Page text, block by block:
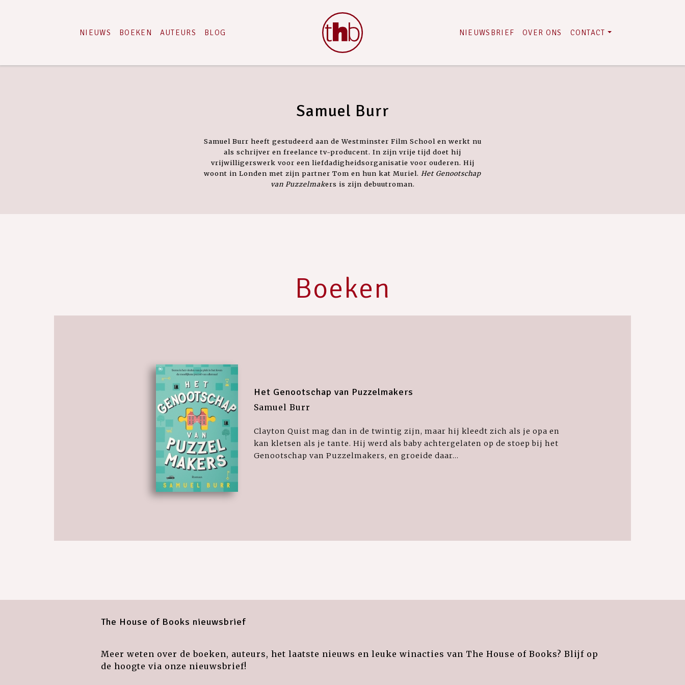
NIEUWS BOEKEN AUTEURS BLOG NIEUWSBRIEF OVER ONS CONTACT
Samuel Burr
Samuel Burr heeft gestudeerd aan de Westminster Film School en werkt nu
als schrijver en freelance tv-producent. In zijn vrije tijd doet hij
vrijwilligerswerk voor een liefdadigheidsorganisatie voor ouderen. Hij
woont in Londen met zijn partner Tom en hun kat Muriel. Het Genootschap
van Puzzelmakers is zijn debuutroman.
Boeken
Het Genootschap van Puzzelmakers
Samuel Burr
Clayton Quist mag dan in de twintig zijn, maar hij kleedt zich als je opa en
kan kletsen als je tante. Hij werd als baby achtergelaten op de stoep bij het
Genootschap van Puzzelmakers, en groeide daar...
The House of Books nieuwsbrief
Meer weten over de boeken, auteurs, het laatste nieuws en leuke winacties van The House of Books? Blijf op
de hoogte via onze nieuwsbrief!